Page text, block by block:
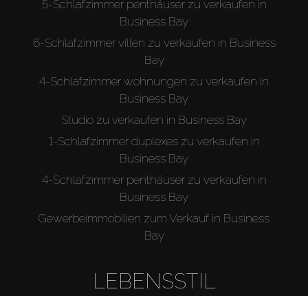
5-Schlafzimmer penthäuser zu verkaufen in
Business Bay
6-Schlafzimmer villen zu verkaufen in Business
Bay
4-Schlafzimmer wohnungen zu verkaufen in
Business Bay
Studio zu verkaufen in Business Bay
1-Schlafzimmer duplexes zu verkaufen in
Business Bay
4-Schlafzimmer penthäuser zu verkaufen in
Business Bay
Gewerbeimmobilien zum Verkauf in Business
Bay
LEBENSSTIL